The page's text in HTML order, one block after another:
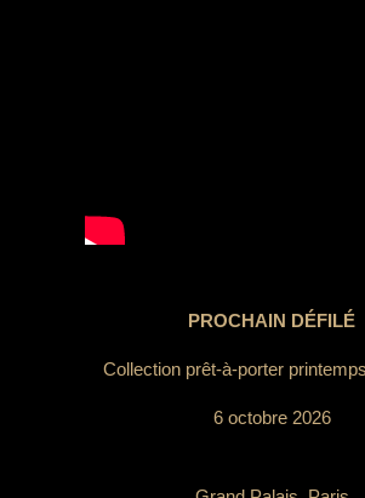
PROCHAIN DÉFILÉ
Collection prêt-à-porter
6 octobre 2026